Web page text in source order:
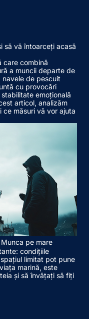
să vă întoarceți acasă
care combină
a muncii departe de
de pescuit
cu provocări
emoțională
articol, analizăm
măsuri vă vor ajuta
Munca pe mare
condițiile
limitat pot pune
marină, este
și să învățați să fiți